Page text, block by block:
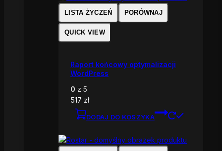
LISTA ŻYCZEŃ PORÓWNAJ
QUICK VIEW
Raport końcowy optymalizacji
WordPress
0 z 5
517 zł
DODAJ DO KOSZYKA